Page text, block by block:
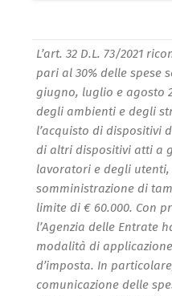
L’art. 32 D.L. 73/2021
pari al 30% delle spese
giugno, luglio e agosto
degli ambienti e degli
l’acquisto di dispositivi
di altri dispositivi atti a
lavoratori e degli utenti,
somministrazione di
limite di € 60.000. Con
l’Agenzia delle Entrate
modalità di
d’imposta. In
comunicazione delle